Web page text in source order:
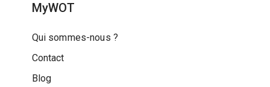
MyWOT
Qui sommes-nous ?
Contact
Blog